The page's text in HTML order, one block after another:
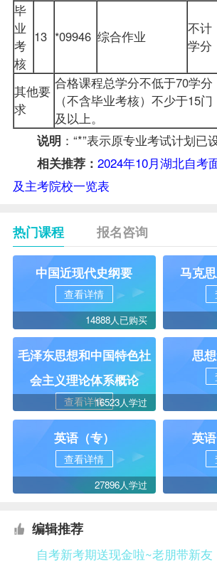
毕
业
考
核
13 *09946 综合作业
不计
学分
其他要
求
合格课程总学分不低于70学
（不含毕业考核）不少于15
及以上。
说明 ：“*”表示原专业考试计划已
相关推荐： 2024年10月湖北自考
及主考院校一览表
热门课程 报名咨询
中国近现代史纲要
查看详情
14888人已购买
马克
毛泽东思想和中国特色社
会主义理论体系概论
查看详情16523人学过
思
英语（专）
查看详情
27896人学过
英
编辑推荐
自考新考期送现金啦~老朋带新友